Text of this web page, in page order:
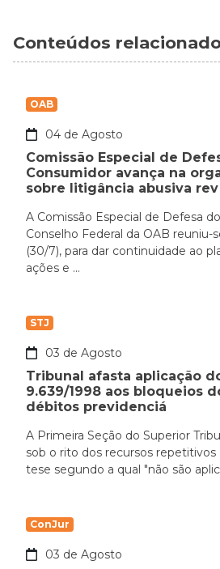
Conteúdos
OAB
04 de Agosto
Comissão Especial de
Consumidor avança na
sobre litigância abusiva rev
A Comissão Especial de Defesa
Conselho Federal da OAB reuniu-
(30/7), para dar continuidade ao
ações e ...
STJ
03 de Agosto
Tribunal afasta aplicação
9.639/1998 aos bloqueios
débitos previdenciá
A Primeira Seção do Superior
sob o rito dos recursos repetitivos
tese segundo a qual "não são
ConJur
03 de Agosto